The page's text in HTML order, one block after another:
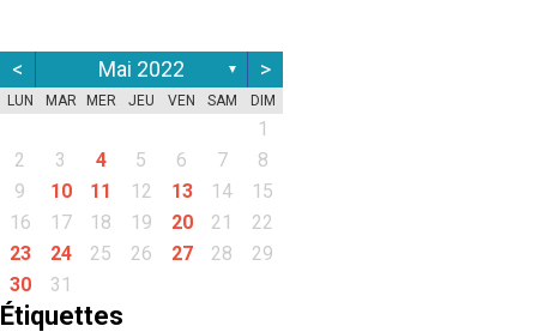
< Mai 2022 ▼ >
LUN MAR MER JEU VEN SAM DIM
1
2
3 4 5 6 7
8
9
10 11 12 13 14
15
16
17 18 19 20 21
22
23
24 25 26 27 28
29
30
31
Étiquettes